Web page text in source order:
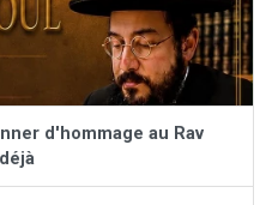
d'hommage au Rav